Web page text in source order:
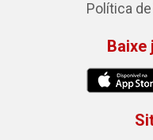
Política
Baixe